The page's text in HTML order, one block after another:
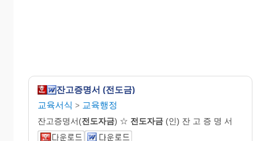
잔고증명서 (전도금)
교육서식 > 교육행정
잔고증명서(전도자금) ☆ 전도자금 (인) 잔 고 증 명 서